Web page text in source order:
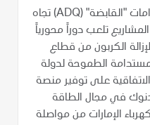
وأضاف سعادته: "وفي إطار التزامات "القابضة" (ADQ) تجاه
تلعب دوراً محورياً
الكربون من قطاع
الطموحة لدولة
على توفير منصة
في مجال الطاقة
الإمارات من مواصلة